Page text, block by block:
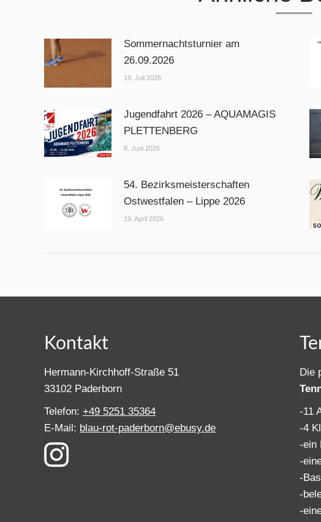
Sommernachtsturnier am
26.09.2026
19. Juli 2026
Jugendfahrt 2026 – AQUAMAGIS
PLETTENBERG
8. Juni 2026
54. Bezirksmeisterschaften
Ostwestfalen – Lippe 2026
19. April 2026
Kontakt
Hermann-Kirchhoff-Straße 51
33102 Paderborn
Telefon: +49 5251 35364
E-Mail: blau-rot-paderborn@ebusy.de
Die
-11
-4
-ein
-
-
-
-